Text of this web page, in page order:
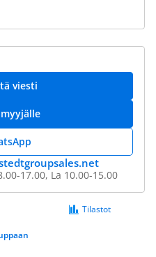
viesti
17.00, La 10.00-15.00
Tilastot